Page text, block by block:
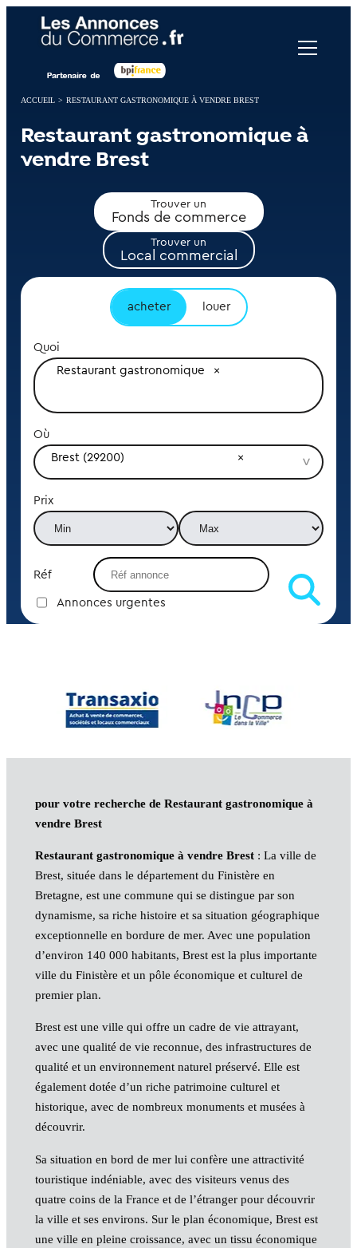
ACCUEIL > RESTAURANT GASTRONOMIQUE À VENDRE BREST
Restaurant gastronomique à
vendre Brest
Trouver un
Fonds de commerce
Trouver un
Local commercial
acheter louer
Quoi
Restaurant gastronomique
Où
Brest (29200)
Prix
Réf
Annonces urgentes
pour votre recherche de Restaurant gastronomique à
vendre Brest
Restaurant gastronomique à vendre Brest: La ville de
Brest, située dans le département du Finistère en
Bretagne, est une commune qui se distingue par son
dynamisme, sa riche histoire et sa situation géographique
exceptionnelle en bordure de mer. Avec une population
d’environ 140 000 habitants, Brest est la plus importante
ville du Finistère et un pôle économique et culturel de
premier plan.
Brest est une ville qui offre un cadre de vie attrayant,
avec une qualité de vie reconnue, des infrastructures de
qualité et un environnement naturel préservé. Elle est
également dotée d’un riche patrimoine culturel et
historique, avec de nombreux monuments et musées à
découvrir.
Sa situation en bord de mer lui confère une attractivité
touristique indéniable, avec des visiteurs venus des
quatre coins de la France et de l’étranger pour découvrir
la ville et ses environs. Sur le plan économique, Brest est
une ville en pleine croissance, avec un tissu économique
Panneau de gestion des cookies